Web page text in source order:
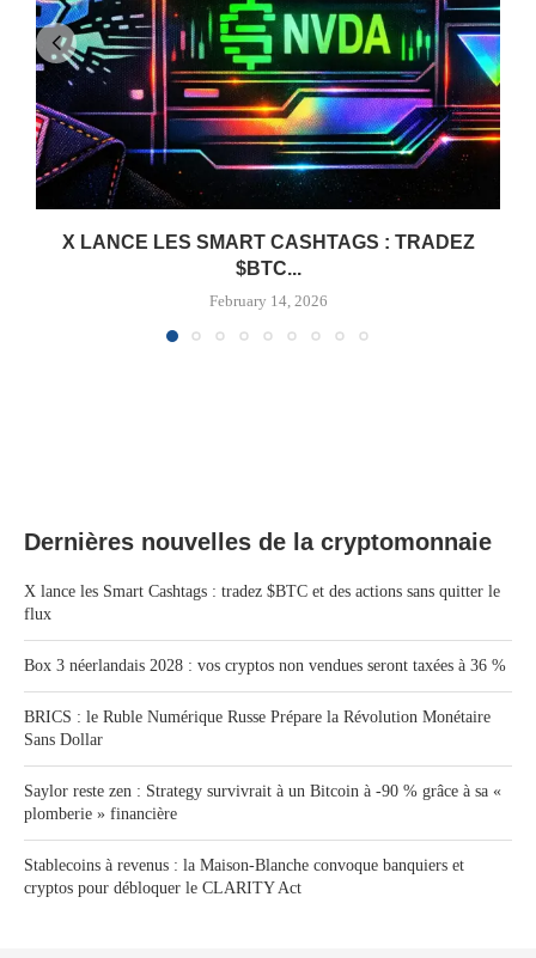
X LANCE LES SMART CASHTAGS : TRADEZ
$BTC...
February 14, 2026
Dernières nouvelles de la cryptomonnaie
X lance les Smart Cashtags : tradez $BTC et des actions sans quitter le
flux
Box 3 néerlandais 2028 : vos cryptos non vendues seront taxées à 36 %
BRICS : le Ruble Numérique Russe Prépare la Révolution Monétaire
Sans Dollar
Saylor reste zen : Strategy survivrait à un Bitcoin à -90 % grâce à sa «
plomberie » financière
Stablecoins à revenus : la Maison-Blanche convoque banquiers et
cryptos pour débloquer le CLARITY Act